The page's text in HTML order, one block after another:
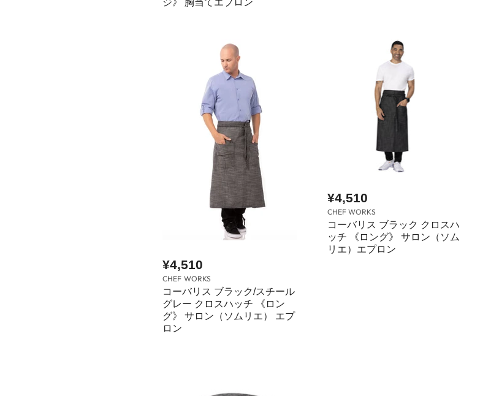
ジ》 胸当てエプロン
¥4,510
CHEF WORKS
コーバリス ブラック/スチール
グレー クロスハッチ 《ロン
グ》 サロン（ソムリエ） エプ
ロン
¥4,510
CHEF WORKS
コーバリス ブラック クロスハ
ッチ 《ロング》 サロン（ソム
リエ）エプロン